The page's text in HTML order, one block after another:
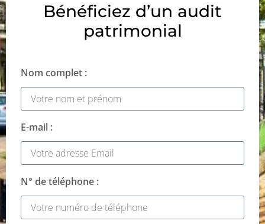
Bénéficiez d’un audit
patrimonial
Nom complet :
E-mail :
N° de téléphone :